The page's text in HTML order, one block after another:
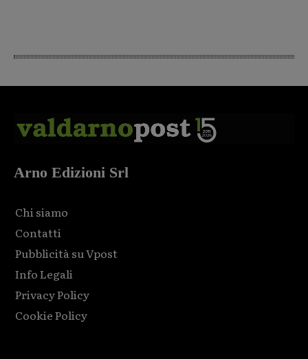
Arno Edizioni Srl
Chi siamo
Contatti
Pubblicità su Vpost
Info Legali
Privacy Policy
Cookie Policy